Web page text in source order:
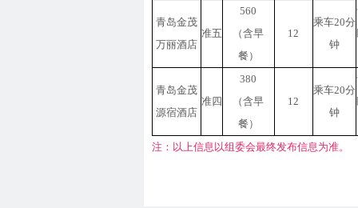
青岛金茂
万丽酒店
准五
560
（含早
餐）
12
乘车20分
钟
青岛金茂
源宿酒店
准四
380
（含早
餐）
12
乘车20分
钟
注：以上信息以组委会最终发布信息为准。